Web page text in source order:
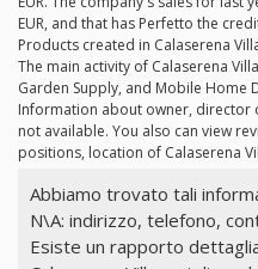
EUR, and that has Perfetto the
Products created in Calaserena
The main activity of Calaserena
Garden Supply, and Mobile Home
Information about owner, director
not available. You also can view
positions, location of Calaserena
Abbiamo trovato tali
N\A: indirizzo, telefono,
Esiste un rapporto